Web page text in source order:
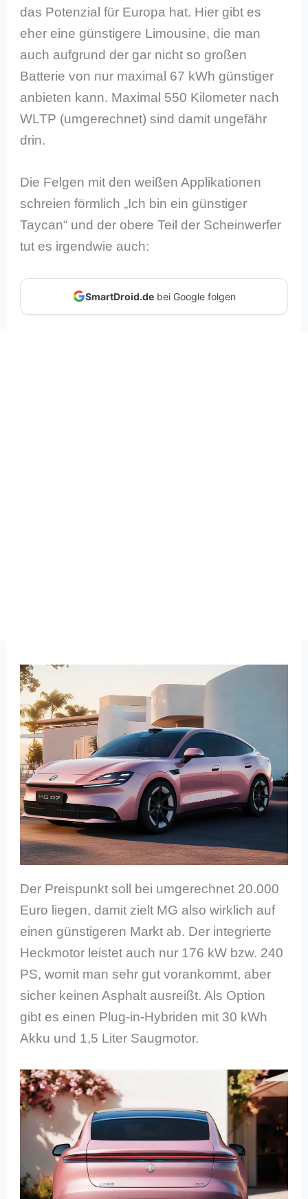
das Potenzial für Europa hat. Hier gibt es
eher eine günstigere Limousine, die man
auch aufgrund der gar nicht so großen
Batterie von nur maximal 67 kWh günstiger
anbieten kann. Maximal 550 Kilometer nach
WLTP (umgerechnet) sind damit ungefähr
drin.
Die Felgen mit den weißen Applikationen
schreien förmlich „Ich bin ein günstiger
Taycan“ und der obere Teil der Scheinwerfer
tut es irgendwie auch:
SmartDroid.debei Google folgen
Der Preispunkt soll bei umgerechnet 20.000
Euro liegen, damit zielt MG also wirklich auf
einen günstigeren Markt ab. Der integrierte
Heckmotor leistet auch nur 176 kW bzw. 240
PS, womit man sehr gut vorankommt, aber
sicher keinen Asphalt ausreißt. Als Option
gibt es einen Plug-in-Hybriden mit 30 kWh
Akku und 1,5 Liter Saugmotor.